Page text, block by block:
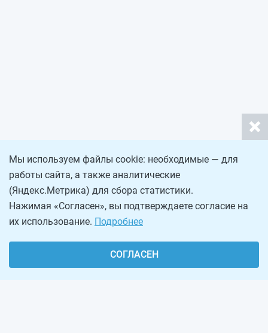
Мы используем файлы cookie: необходимые — для
работы сайта, а также аналитические
(Яндекс.Метрика) для сбора статистики.
Нажимая «Согласен», вы подтверждаете согласие на
их использование. Подробнее
СОГЛАСЕН